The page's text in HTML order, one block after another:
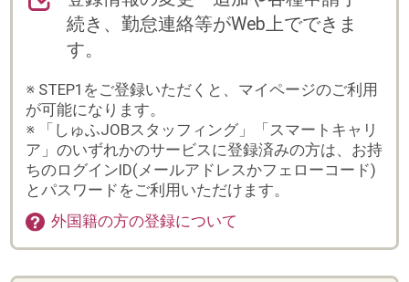
外国籍の方の登録について
※紹介(直接雇用)の場合は、流れが異なりますの
で、別途担当よりご案内いたします。
まずは会員登録
詳しく入力するほど、ご紹
介できるお仕事の幅が広が
ります。